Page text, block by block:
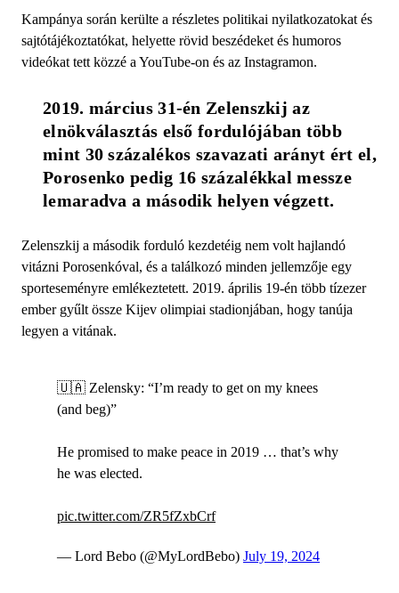
Kampánya során kerülte a részletes politikai nyilatkozatokat és
sajtótájékoztatókat, helyette rövid beszédeket és humoros
videókat tett közzé a YouTube-on és az Instagramon.
2019. március 31-én Zelenszkij az
elnökválasztás első fordulójában több
mint 30 százalékos szavazati arányt ért el,
Porosenko pedig 16 százalékkal messze
lemaradva a második helyen végzett.
Zelenszkij a második forduló kezdetéig nem volt hajlandó
vitázni Porosenkóval, és a találkozó minden jellemzője egy
sporteseményre emlékeztetett. 2019. április 19-én több tízezer
ember gyűlt össze Kijev olimpiai stadionjában, hogy tanúja
legyen a vitának.
🇺🇦 Zelensky: “I’m ready to get on my knees
(and beg)”
He promised to make peace in 2019 … that’s why
he was elected.
pic.twitter.com/ZR5fZxbCrf
— Lord Bebo (@MyLordBebo) July 19, 2024